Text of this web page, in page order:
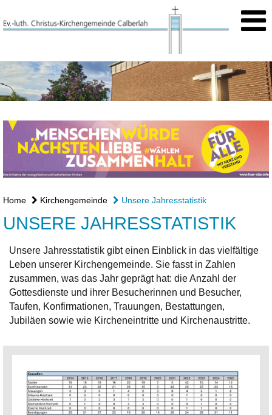
Home Kirchengemeinde Unsere Jahresstatistik
UNSERE JAHRESSTATISTIK
Unsere Jahresstatistik gibt einen Einblick in das vielfältige
Leben unserer Kirchengemeinde. Sie fasst in Zahlen
zusammen, was das Jahr geprägt hat: die Anzahl der
Gottesdienste und ihrer Besucherinnen und Besucher,
Taufen, Konfirmationen, Trauungen, Bestattungen,
Jubiläen sowie wie Kircheneintritte und Kirchenaustritte.